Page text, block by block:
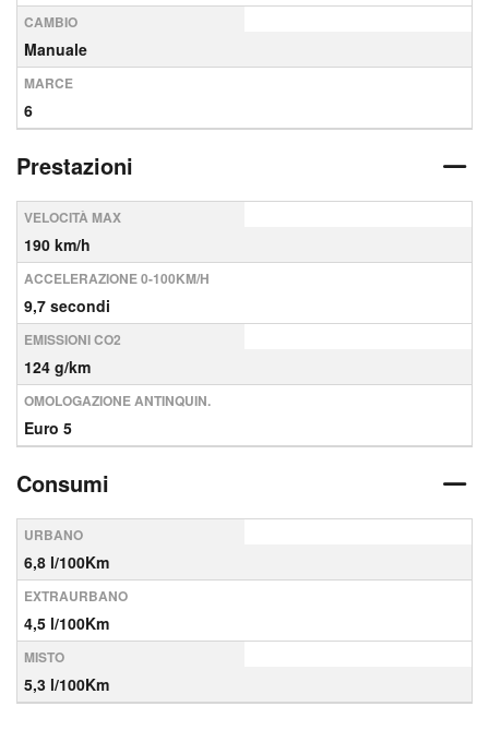
CAMBIO
Manuale
MARCE
6
Prestazioni
VELOCITÀ MAX
190 km/h
ACCELERAZIONE 0-100KM/H
9,7 secondi
EMISSIONI CO2
124 g/km
OMOLOGAZIONE ANTINQUIN.
Euro 5
Consumi
URBANO
6,8 l/100Km
EXTRAURBANO
4,5 l/100Km
MISTO
5,3 l/100Km